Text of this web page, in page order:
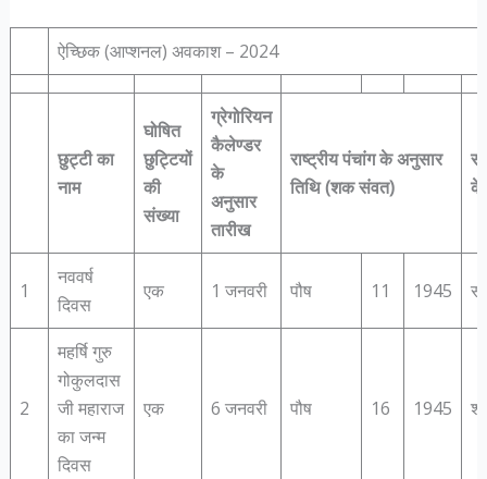
ऐच्छिक (आप्शनल) अवकाश – 2024
छुट्टी का
नाम
घोषित
छुट्टियों
की
संख्या
ग्रेगोरियन
कैलेण्डर
के
अनुसार
तारीख
राष्ट्रीय पंचांग के अनुसार
तिथि (शक संवत)
के
1
नववर्ष
दिवस
एक 1 जनवरी पौष 11 1945
2
महर्षि गुरु
गोकुलदास
जी महाराज
का जन्‍म
दिवस
एक 6 जनवरी पौष 16 1945